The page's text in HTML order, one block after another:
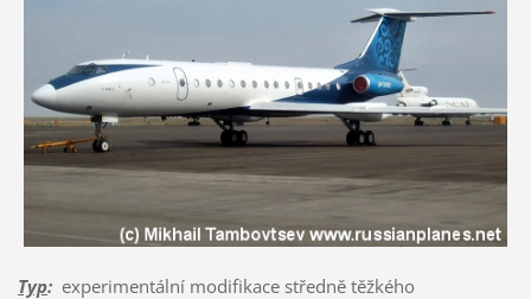
Typ:experimentální modifikace středně těžkého